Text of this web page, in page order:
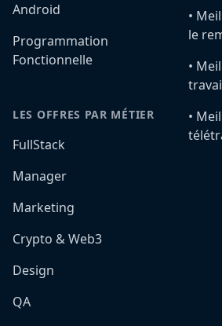
Android
Programmation
Fonctionnelle
LES OFFRES PAR MÉTIER
FullStack
Manager
Marketing
Crypto & Web3
Design
QA
•️
le
•️
•️